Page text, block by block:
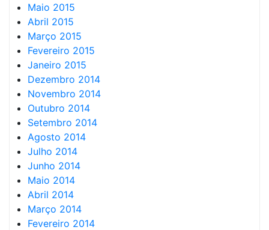
Maio 2015
Abril 2015
Março 2015
Fevereiro 2015
Janeiro 2015
Dezembro 2014
Novembro 2014
Outubro 2014
Setembro 2014
Agosto 2014
Julho 2014
Junho 2014
Maio 2014
Abril 2014
Março 2014
Fevereiro 2014